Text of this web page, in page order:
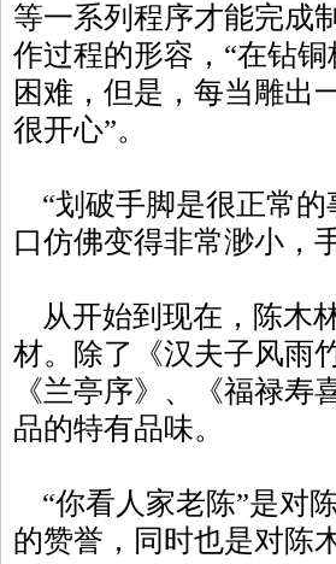
等一系列程序才能完成
作过程的形容，“在钻
困难，但是，每当雕出
很开心”。
“划破手脚是很正常的
口仿佛变得非常渺小，
从开始到现在，陈木
材。除了《汉夫子风雨
《兰亭序》、《福禄
品的特有品味。
“你看人家老陈”是对
的赞誉，同时也是对陈